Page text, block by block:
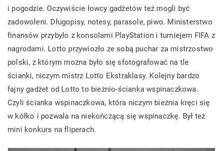
i pogodzie. Oczywiście łowcy gadżetów też mogli być
zadowoleni. Długopisy, notesy, parasole, piwo. Ministerstwo
finansów przybyło z konsolami PlayStation i turniejem FIFA z
nagrodami. Lotto przywiozło ze sobą puchar za mistrzostwo
polski, z którym można było się sfotografować na tle
ścianki, niczym mistrz Lotto Ekstraklasy. Kolejny bardzo
fajny gadżet od Lotto to bieżnio-ścianka wspinaczkowa.
Czyli ścianka wspinaczkowa, która niczym bieżnia kręci się
w kółko i pozwala na niekończącą się wspinaczkę. Był też
mini konkurs na fliperach.